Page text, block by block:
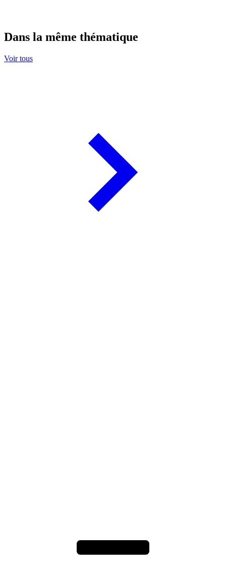
Dans la même thématique
Voir tous